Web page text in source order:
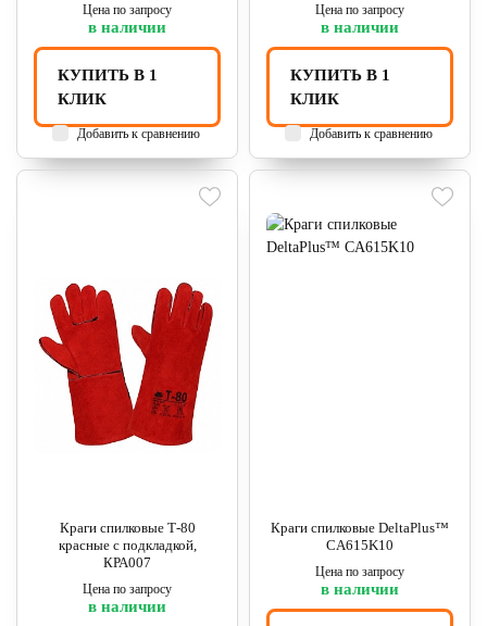
Цена по запросу
в наличии
КУПИТЬ В 1
КЛИК
Добавить к сравнению
Цена по запросу
в наличии
КУПИТЬ В 1
КЛИК
Добавить к сравнению
Краги спилковые Т-80
красные с подкладкой,
КРА007
Цена по запросу
в наличии
Краги спилковые DeltaPlus™
CA615K10
Цена по запросу
в наличии